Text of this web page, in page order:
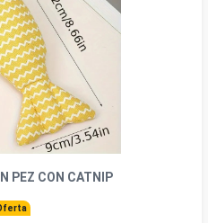
PEZ CON CATNIP